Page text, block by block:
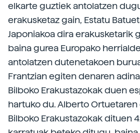
elkarte guztiek antolatzen
erakusketaz gain, Estatu
Japoniakoa dira erakusketarik
baina gurea Europako
antolatzen dutenetakoen
Frantzian egiten denaren
Bilboko Erakustazokak duen
hartuko du. Alberto Ortuetaren
Bilboko Erakustazokak dituen